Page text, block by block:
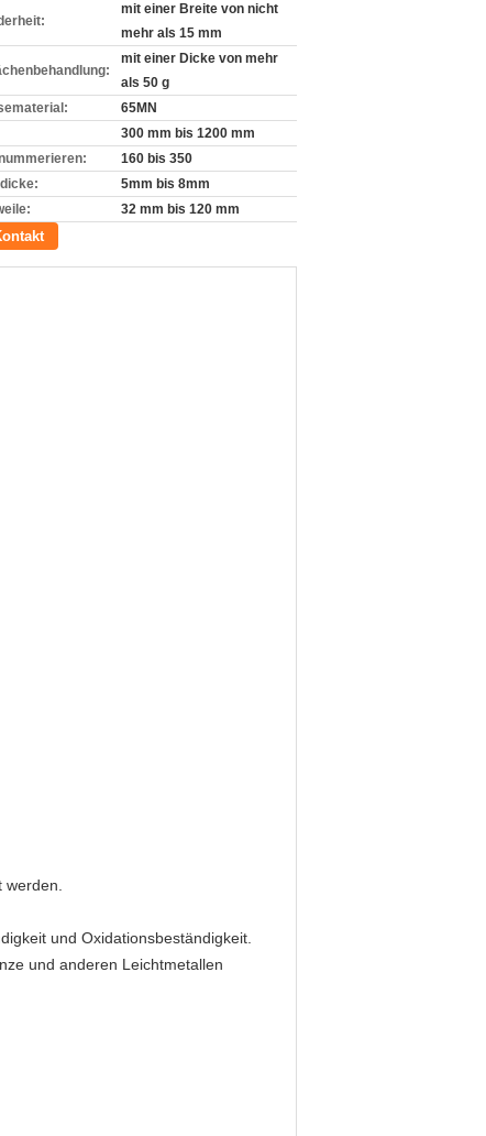
mit einer Breite von nicht
mehr als 15 mm
mit einer Dicke von mehr
als 50 g
65MN
300 mm bis 1200 mm
160 bis 350
5mm bis 8mm
32 mm bis 120 mm
und Oxidationsbeständigkeit.
und anderen Leichtmetallen